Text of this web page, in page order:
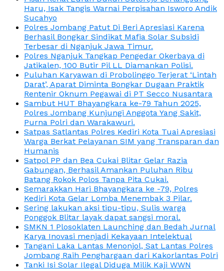
Haru, Isak Tangis Warnai Perpisahan Isworo Andik
Sucahyo
Polres Jombang Patut Di Beri Apresiasi Karena
Berhasil Bongkar Sindikat Mafia Solar Subsidi
Terbesar di Nganjuk Jawa Timur.
Polres Nganjuk Tangkap Pengedar Okerbaya di
Jatikalen, 100 Butir Pil LL Diamankan Polisi.
Puluhan Karyawan di Probolinggo Terjerat ‘Lintah
Darat’, Aparat Diminta Bongkar Dugaan Praktik
Rentenir Oknum Pegawai di PT Secco Nusantara
Sambut HUT Bhayangkara ke-79 Tahun 2025,
Polres Jombang Kunjungi Anggota Yang Sakit,
Purna Polri dan Warakawuri.
Satpas Satlantas Polres Kediri Kota Tuai Apresiasi
Warga Berkat Pelayanan SIM yang Transparan dan
Humanis
Satpol PP dan Bea Cukai Blitar Gelar Razia
Gabungan, Berhasil Amankan Puluhan Ribu
Batang Rokok Polos Tanpa Pita Cukai.
Semarakkan Hari Bhayangkara ke -79, Polres
Kediri Kota Gelar Lomba Menembak 3 Pilar.
Sering lakukan aksi tipu-tipu, Sulis warga
Ponggok Blitar layak dapat sangsi moral.
SMKN 1 Plosoklaten Launching dan Bedah Jurnal
Karya Inovasi menjadi Kekayaan Intelektual
Tangani Laka Lantas Menonjol, Sat Lantas Polres
Jombang Raih Penghargaan dari Kakorlantas Polri
Tanki Isi Solar Ilegal Diduga Milik Kaji WWN